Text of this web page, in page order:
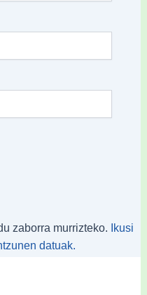
zaborra murrizteko.
Ikusi
datuak.